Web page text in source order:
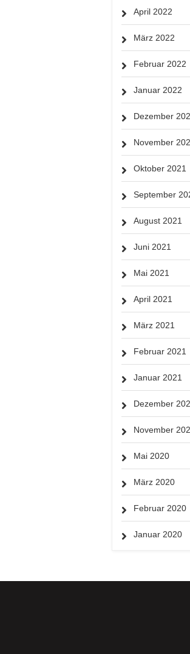
April 2022
März 2022
Februar 2022
Januar 2022
Dezember
November
Oktober 2021
September
August 2021
Juni 2021
Mai 2021
April 2021
März 2021
Februar 2021
Januar 2021
Dezember
November
Mai 2020
März 2020
Februar 2020
Januar 2020